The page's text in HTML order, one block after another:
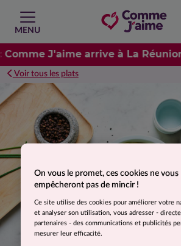
MENU
J'aime arrive à La
Voir tous les plats
On vous le promet, ces cookies ne vous
empêcheront pas de mincir !
Ce site utilise des cookies pour améliorer votre
et analyser son utilisation, vous adresser -
partenaires - des communications et publicités
mesurer leur efficacité.